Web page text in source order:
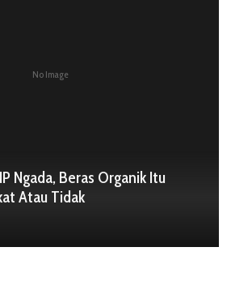
No Image
Ngada, Beras Organik Itu
Atau Tidak